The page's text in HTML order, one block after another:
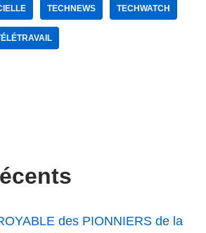
TECHNEWS TECHWATCH
des PIONNIERS de la